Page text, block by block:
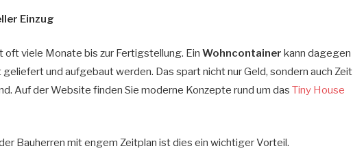
Einzug
oft viele Monate bis zur Fertigstellung. EinWohncontainer kann dagegen
und aufgebaut werden. Das spart nicht nur Geld, sondern auch Zeit
Auf der Website finden Sie moderne Konzepte rund um dasTiny House
Bauherren mit engem Zeitplan ist dies ein wichtiger Vorteil.